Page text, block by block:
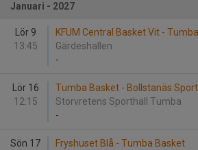
Januari - 2027
Lör 9
13:45
KFUM Central Basket Vit -
Gärdeshallen
-
Lör 16
12:15
Tumba Basket - Bollstanäs
Storvretens Sporthall Tumba
-
Sön 17
Fryshuset Blå - Tumba Basket